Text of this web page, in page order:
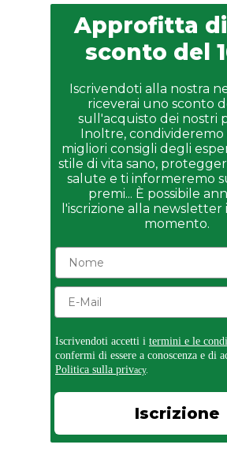
Approfitta
sconto del
Iscrivendoti alla nostra
riceverai uno sconto
sull'acquisto dei nostri
Inoltre, condivideremo
migliori consigli degli
stile di vita sano,
salute e ti informeremo
premi... È possibile
l'iscrizione alla newsletter
momento.
Iscrivendoti accetti i termini e le
confermi di essere a conoscenza e di
Politica sulla privacy.
Iscrizione